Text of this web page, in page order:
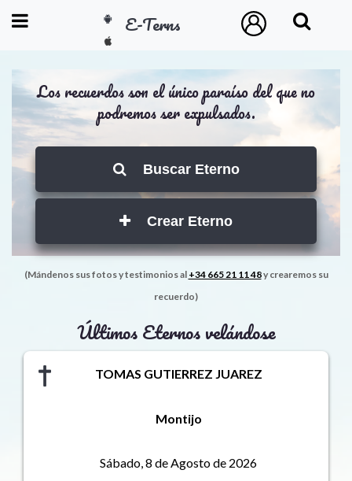
E-Terns
ESP
ENG
POR
Inicio
Acceso
Los recuerdos son el único paraíso del que no
podremos ser expulsados.
Buscar Eterno
Crear Eterno
(Mándenos sus fotos y testimonios al +34 665 21 11 48y crearemos su
recuerdo)
Últimos Eternos velándose
TOMAS GUTIERREZ JUAREZ
Montijo
Sábado, 8 de Agosto de 2026